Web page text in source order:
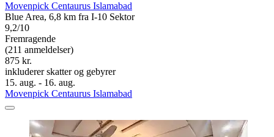
Movenpick Centaurus Islamabad
Blue Area, 6,8 km fra I-10 Sektor
9,2/10
Fremragende
(211 anmeldelser)
875 kr.
inkluderer skatter og gebyrer
15. aug. - 16. aug.
Movenpick Centaurus Islamabad